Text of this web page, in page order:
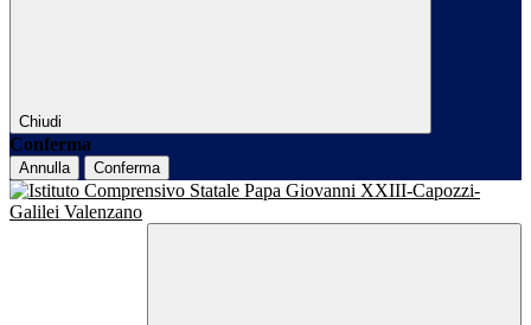
Chiudi
Conferma
Annulla Conferma